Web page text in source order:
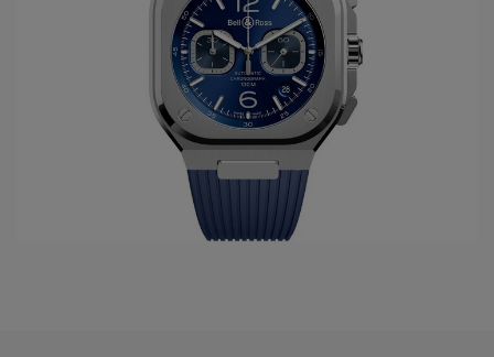
quartz-bewegingen in de BR S collectie, die het merk een
extra dimensie van precisie en verfijning geeft.
De collecties van het horloge merk Bell&Ross
kwalitatieve horloge merkenen zijn:
Ook voor een correcte na-verkoop kan u terecht in onze
zaak. Zo beschikt onze zaak over een officieel Breitling -
Omega - TAG Heuer - Longines - Rado ...